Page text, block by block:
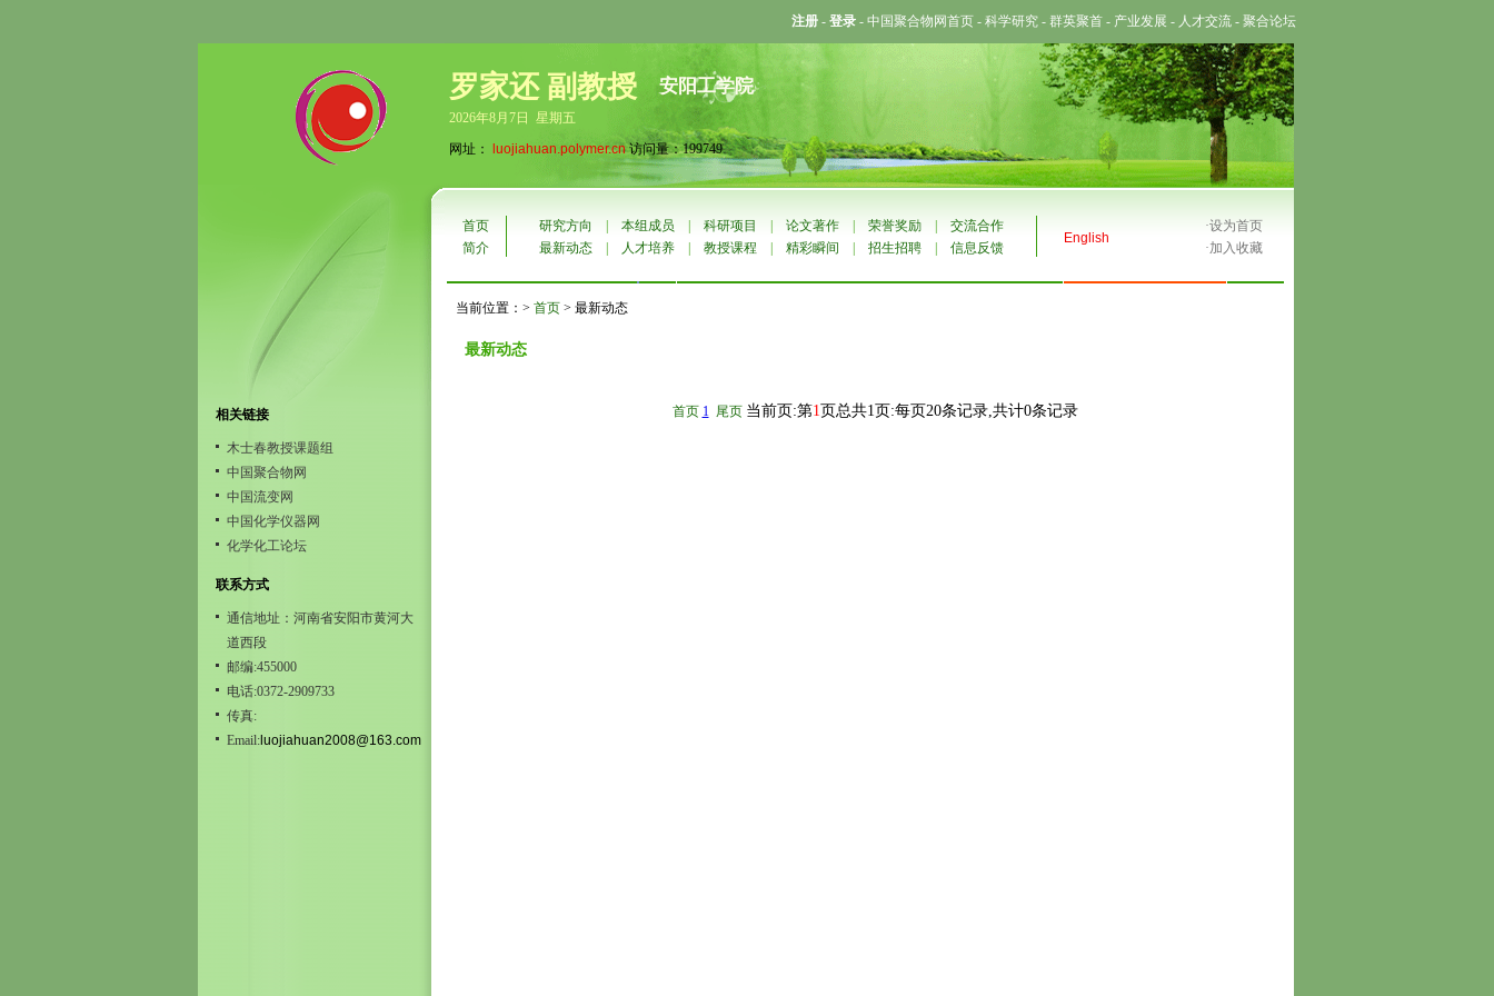
注册 - 登录 - 中国聚合物网首页 - 科学研究 - 群英聚首 - 产业发展 - 人才交流 - 聚合论坛
罗家还 副教授 安阳工学院
2026年8月7日 星期五
网址：
luojiahuan.polymer.cn访问量：199749
相关链接
木士春教授课题组
中国聚合物网
中国流变网
中国化学仪器网
化学化工论坛
联系方式
通信地址：河南省安阳市黄河大
道西段
邮编:455000
电话:0372-2909733
传真:
Email:luojiahuan2008@163.com
首页 研究方向 本组成员 科研项目 论文著作 荣誉奖励 交流合作
English
·设为首页
简介
最新动态 人才培养 教授课程 精彩瞬间 招生招聘 信息反馈 ·加入收藏
当前位置：> 首页 > 最新动态
最新动态
首页 1 尾页 当前页:第1页总共1页:每页20条记录,共计0条记录